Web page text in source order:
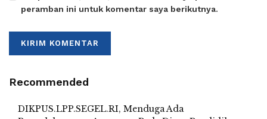
peramban ini untuk komentar saya berikutnya.
Recommended
DIKPUS.LPP.SEGEL.RI, Menduga Ada